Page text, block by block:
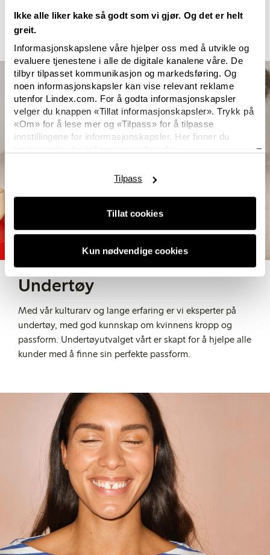
Ikke alle liker kake så godt som vi gjør. Og det er helt
greit.
Informasjonskapslene våre hjelper oss med å utvikle og
evaluere tjenestene i alle de digitale kanalene våre. De
tilbyr tilpasset kommunikasjon og markedsføring. Og
noen informasjonskapsler kan vise relevant reklame
utenfor Lindex.com. For å godta informasjonskapsler
velger du knappen «Tillat informasjonskapsler». Trykk på
«Om» for å lese mer og «Tilpass» for å tilpasse
innstillingene for informasjonskapsler. Her finner du
Tillat cookies
Tilpass
Kun nødvendige cookies
enkelt, og å være seg selv, uansett hva.
Undertøy
Med vår kulturarv og lange erfaring er vi eksperter på
undertøy, med god kunnskap om kvinnens kropp og
passform. Undertøyutvalget vårt er skapt for å hjelpe alle
kunder med å finne sin perfekte passform.